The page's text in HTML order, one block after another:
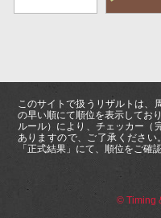
このサイトで扱うリザルトは、
の早い順にて順位を表示してお
ルール）により、チェッカー（
ありますので、ご了承くださ
「正式結果」にて、順位をご確
© Timing